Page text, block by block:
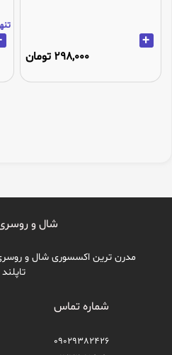
+
298,000 تومان
تنها 3عدد در انبار
شال و روسری
مدرن ترین اکسسوری شال و
تاپلند
شماره تماس
09029382426